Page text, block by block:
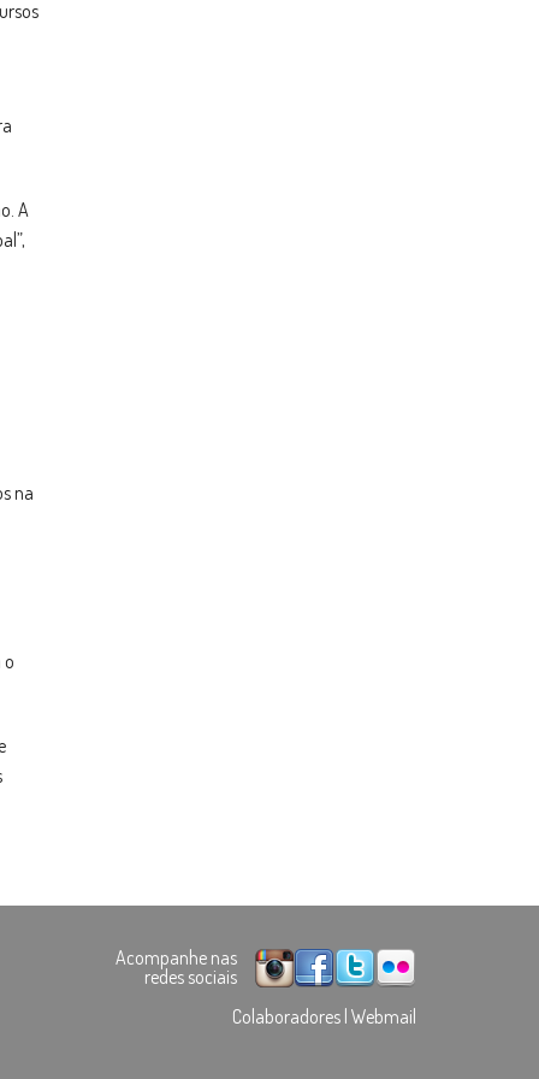
A
na
o
Acompanhe nas
redes sociais
Colaboradores | Webmail